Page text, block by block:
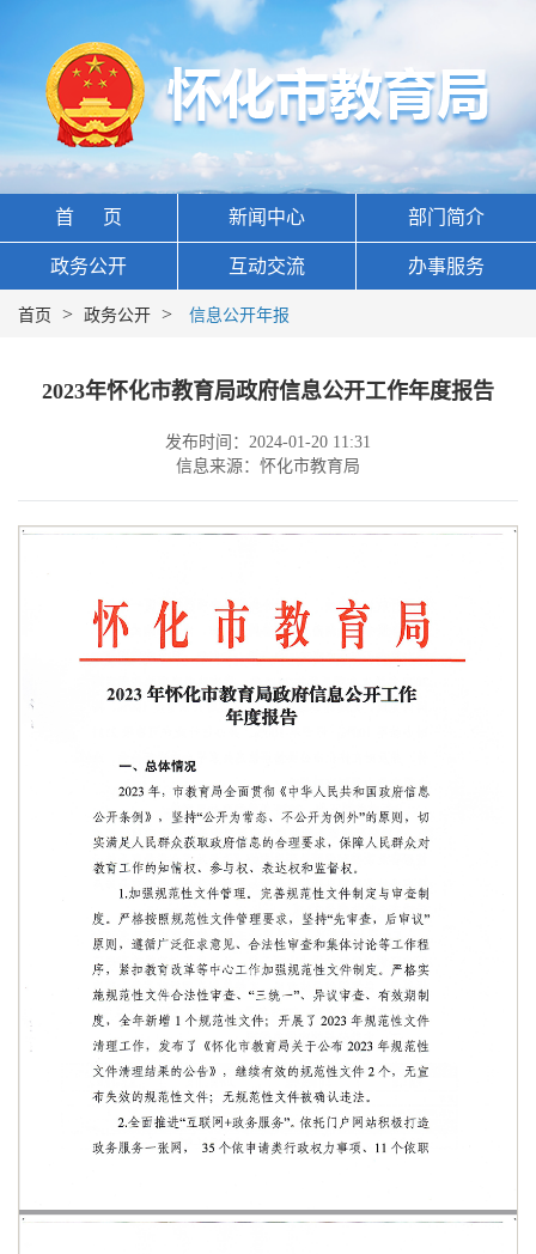
首 页 新闻中心 部门简介
政务公开 互动交流 办事服务
首页 > 政务公开 > 信息公开年报
2023年怀化市教育局政府信息公开工作年度报告
发布时间：2024-01-20 11:31
信息来源：怀化市教育局